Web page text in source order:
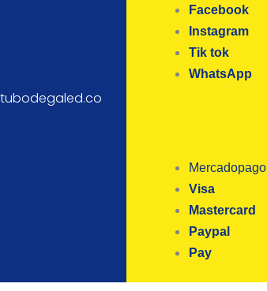
Facebook
Instagram
Tik tok
WhatsApp
Mercadopago
Visa
Mastercard
Paypal
Pay